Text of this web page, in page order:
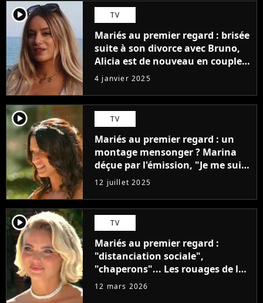
player2 TV
Mariés au premier regard : brisée
suite à son divorce avec Bruno,
Alicia est de nouveau en couple !
Elle officialise avec son nouveau
chéri en photo
4 janvier 2025
player2 TV
Mariés au premier regard : un
montage mensonger ? Marina
déçue par l'émission, "Je me suis
pris une vague de haine"
12 juillet 2025
player2 TV
Mariés au premier regard :
"distanciation sociale",
"chaperons"... Les rouages de la
production dévoilés
12 mars 2026